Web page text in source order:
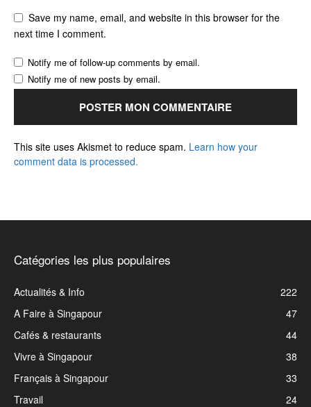
Save my name, email, and website in this browser for the
next time I comment.
Notify me of follow-up comments by email.
Notify me of new posts by email.
This site uses Akismet to reduce spam. Learn how your
comment data is processed.
Catégories les plus populaires
Actualités & Info
222
A Faire à Singapour
47
Cafés & restaurants
44
Vivre à Singapour
38
Français à Singapour
33
Travail
24